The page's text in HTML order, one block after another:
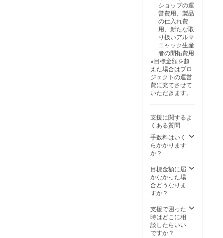
ショップの運
営費用、製品
の仕入れ費
用、新たな取
り扱いアルマ
ニャック生産
者の開拓費用
※目標金額を超
えた場合はプロ
ジェクトの運営
費に充てさせて
いただきます。
支援に関するよ
くある質問
手数料はいく
らかかります
か？
目標金額に届
かなかった場
合どうなりま
すか？
支援で困った
時はどこに相
談したらいい
ですか？